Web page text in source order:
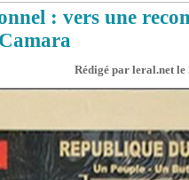
: vers une
Rédigé par leral.net le